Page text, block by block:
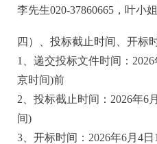
李先生020-37860665，叶小姐
四）
、投标截止时间、开标
1、递交投标文件时间：
京时间)前
2、投标截止时间： 2026年6
间)
3、开标时间： 2026年6月4